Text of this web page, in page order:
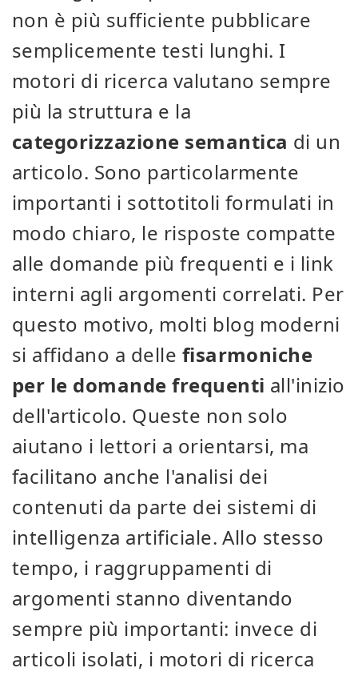
non è più sufficiente pubblicare
semplicemente testi lunghi. I
motori di ricerca valutano sempre
più la struttura e la
categorizzazione semantica di un
articolo. Sono particolarmente
importanti i sottotitoli formulati in
modo chiaro, le risposte compatte
alle domande più frequenti e i link
interni agli argomenti correlati. Per
questo motivo, molti blog moderni
si affidano a delle fisarmoniche
per le domande frequenti all'inizio
dell'articolo. Queste non solo
aiutano i lettori a orientarsi, ma
facilitano anche l'analisi dei
contenuti da parte dei sistemi di
intelligenza artificiale. Allo stesso
tempo, i raggruppamenti di
argomenti stanno diventando
sempre più importanti: invece di
articoli isolati, i motori di ricerca